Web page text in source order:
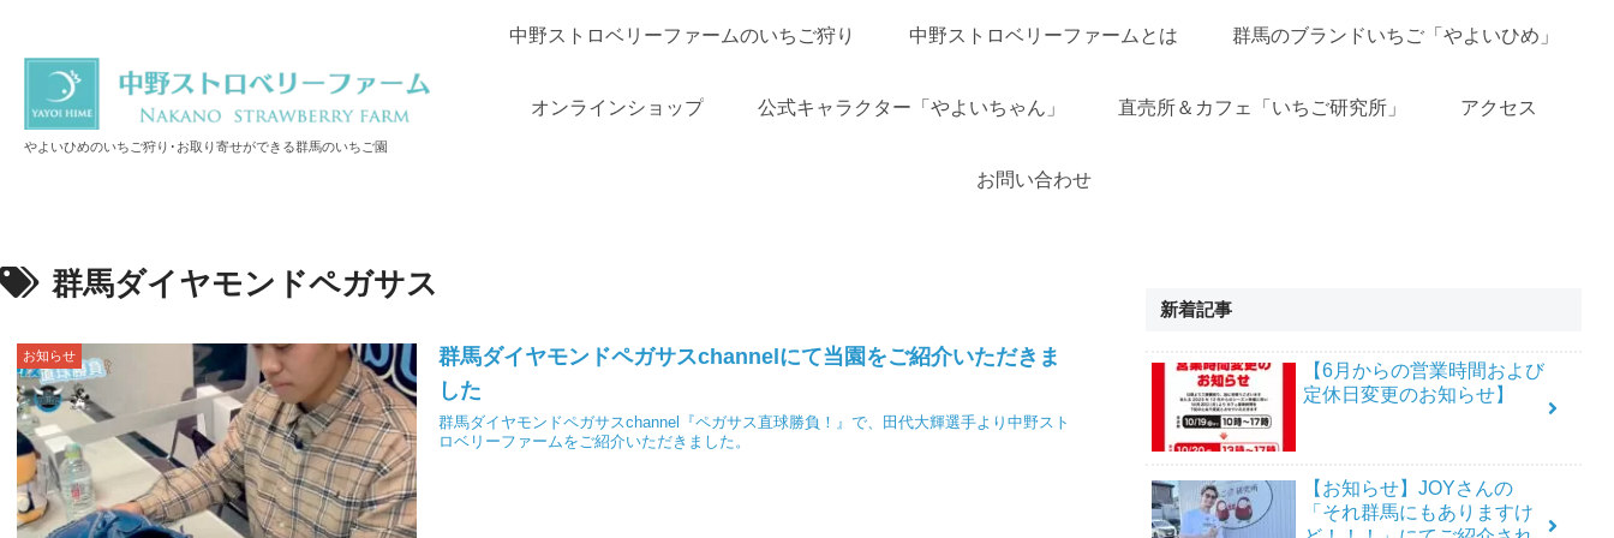
やよいひめのいちご狩り･お取り寄せができる群馬のいちご園
中野ストロベリーファームのいちご狩り 中野ストロベリーファームとは 群馬のブランドいちご「やよいひめ」
オンラインショップ 公式キャラクター「やよいちゃん」 直売所＆カフェ「いちご研究所」 アクセス
お問い合わせ
群馬ダイヤモンドペガサス
お知らせ
群馬ダイヤモンドペガサスchannelにて当園をご紹介いただきま
した
群馬ダイヤモンドペガサスchannel『ペガサス直球勝負！』で、田代大輝選手より中野スト
ロベリーファームをご紹介いただきました。
新着記事
【6月からの営業時間および
定休日変更のお知らせ】
【お知らせ】JOYさんの
「それ群馬にもありますけ